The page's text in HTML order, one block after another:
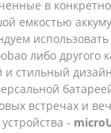
в
емкостью
либо другого
и стильный
встречах и
-